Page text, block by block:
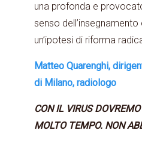
una profonda e
senso
un’ipotesi di riforma
Matteo Quarenghi,
di Milano, radiologo
CON IL VIRUS
MOLTO TEMPO. NON